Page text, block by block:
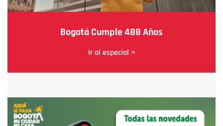
Bogotá Cumple 488 Años
Ir al especial >